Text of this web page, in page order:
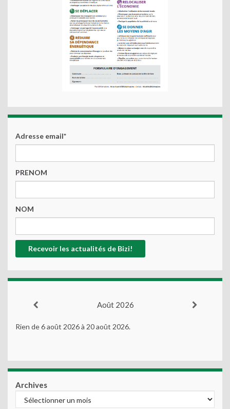
Adresse email*
PRENOM
NOM
Août 2026
Rien de 6 août 2026 à 20 août 2026.
Archives